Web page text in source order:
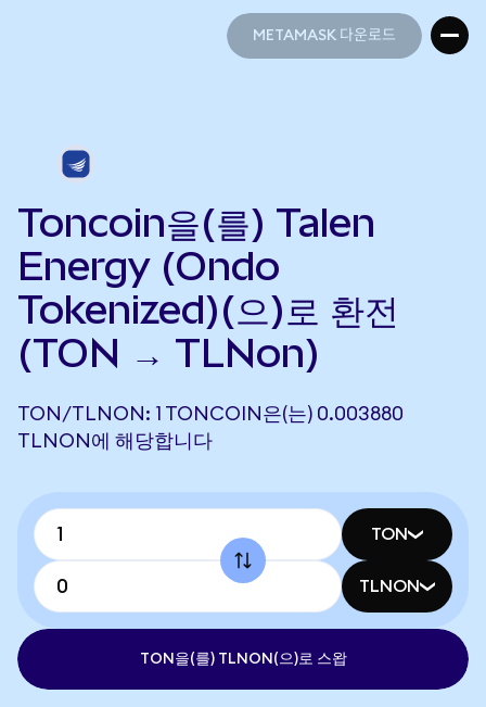
METAMASK 다운로드
Toncoin을(를) Talen
Energy (Ondo
Tokenized)(으)로 환전
(TON → TLNon)
TON/TLNON: 1 TONCOIN은(는) 0.003880
TLNON에 해당합니다
TON
TLNON
TON을(를) TLNON(으)로 스왑